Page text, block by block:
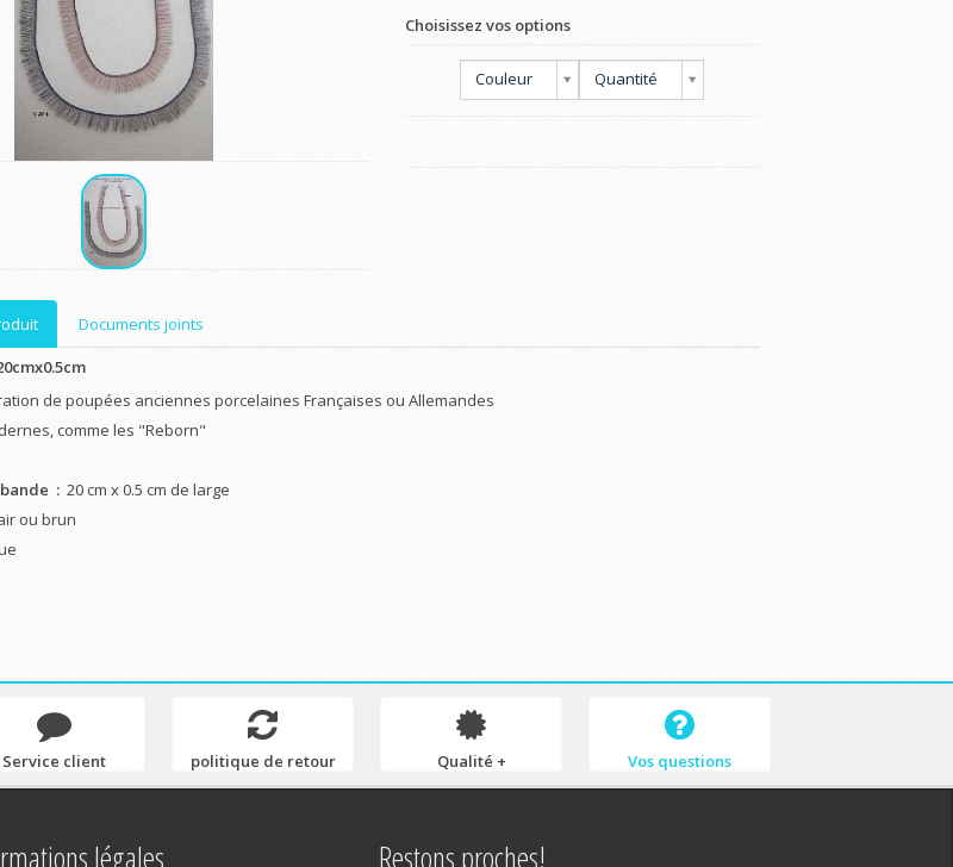
Choisissez vos options
Couleur Quantité
Documents joints
de poupées anciennes porcelaines Françaises ou Allemandes
comme les "Reborn"
:20 cm x 0.5 cm de large
ou brun
Service client politique de retour Qualité + Vos questions
légales Restons proches!